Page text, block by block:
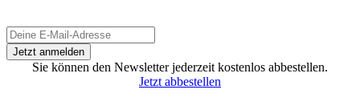
Sie können den Newsletter jederzeit kostenlos abbestellen.
Jetzt abbestellen